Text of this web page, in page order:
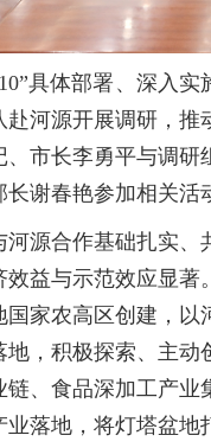
具体部署、深入
赴河源开展调研，
、市长李勇平与调
谢春艳参加相关活
河源合作基础扎实
益与示范效应显
家农高区创建，
，积极探索、主
、食品深加工产
落地，将灯塔盆